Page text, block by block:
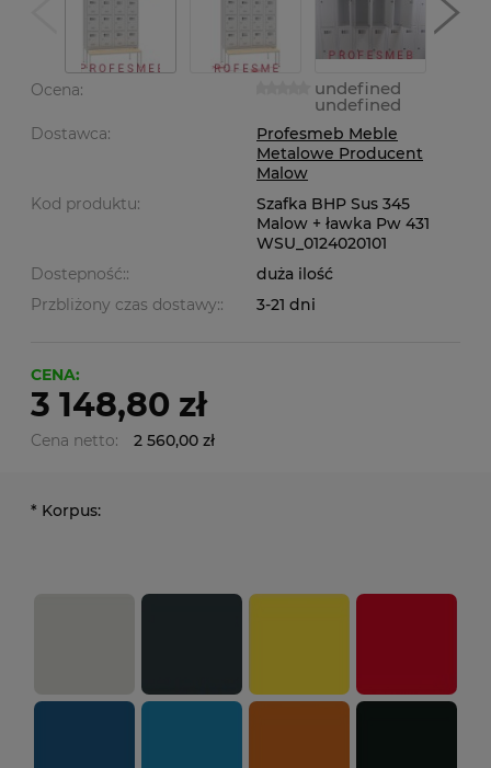
Ocena: undefined
undefined
Dostawca:
Profesmeb Meble
Metalowe Producent
Malow
Kod produktu:
Szafka BHP Sus 345
Malow + ławka Pw 431
WSU_0124020101
Dostepność::
duża ilość
Przbliżony czas dostawy::
3-21 dni
CENA:
3 148,80 zł
Cena netto: 2 560,00 zł
* Korpus: